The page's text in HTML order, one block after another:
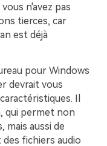
n'avez pas
tierces, car
est déjà
pour Windows
devrait vous
Il
qui permet non
mais aussi de
fichiers audio